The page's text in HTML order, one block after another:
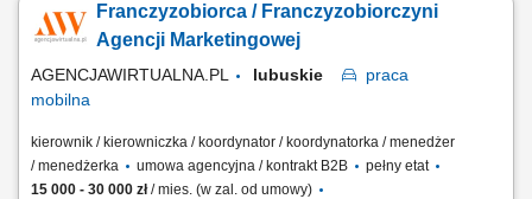
Franczyzobiorca / Franczyzobiorczyni
Agencji Marketingowej
AGENCJAWIRTUALNA.PL lubuskie
praca
mobilna
kierownik / kierowniczka / koordynator / koordynatorka / menedżer
/ menedżerka
umowa agencyjna / kontrakt B2B
pełny etat
15 000 - 30 000 zł/ mies. (w zal. od umowy)